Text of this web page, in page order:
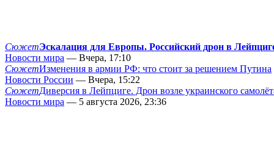
СюжетЭскалация для Европы. Российский дрон в
Новости мира — Вчера, 17:10
СюжетИзменения в армии РФ: что стоит за решением Путина
Новости России — Вчера, 15:22
СюжетДиверсия в Лейпциге. Дрон возле украинского
Новости мира — 5 августа 2026, 23:36